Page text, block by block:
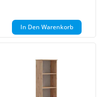
In Den Warenkorb